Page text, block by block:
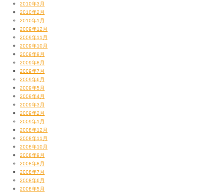
2010年3月
2010年2月
2010年1月
2009年12月
2009年11月
2009年10月
2009年9月
2009年8月
2009年7月
2009年6月
2009年5月
2009年4月
2009年3月
2009年2月
2009年1月
2008年12月
2008年11月
2008年10月
2008年9月
2008年8月
2008年7月
2008年6月
2008年5月